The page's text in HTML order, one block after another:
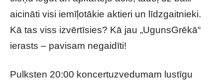
aicināti visi iemīļotākie aktieri un līdzgaitnieki.
Kā tas viss izvērtīsies? Kā jau „UgunsGrēkā“
ierasts – pavisam negaidīti!
Pulksten 20:00 koncertuzvedumam lustīgu